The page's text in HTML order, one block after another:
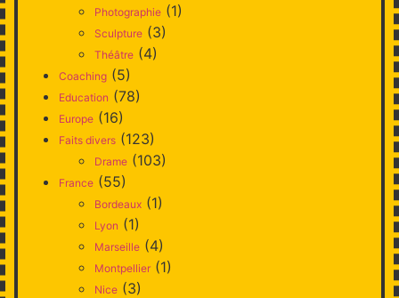
Photographie (1)
Sculpture (3)
Théâtre (4)
Coaching (5)
Education (78)
Europe (16)
Faits divers (123)
Drame (103)
France (55)
Bordeaux (1)
Lyon (1)
Marseille (4)
Montpellier (1)
Nice (3)